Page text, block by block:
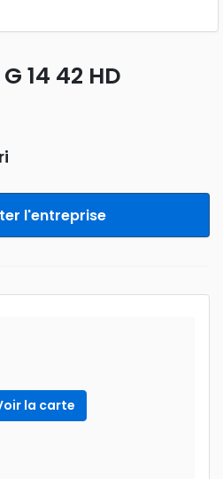
14 42 HD
l'entreprise
la carte